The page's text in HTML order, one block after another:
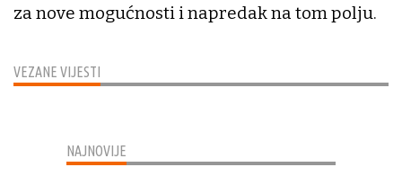
VEZANE VIJESTI
za nove mogućnosti i napredak na tom polju.
NAJNOVIJE